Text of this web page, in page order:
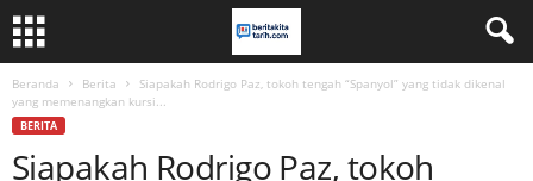
Beranda Berita
Siapakah Rodrigo Paz, tokoh tengah “Spanyol” yang tidak dikenal
yang memenangkan kursi...
BERITA
Siapakah Rodrigo Paz, tokoh